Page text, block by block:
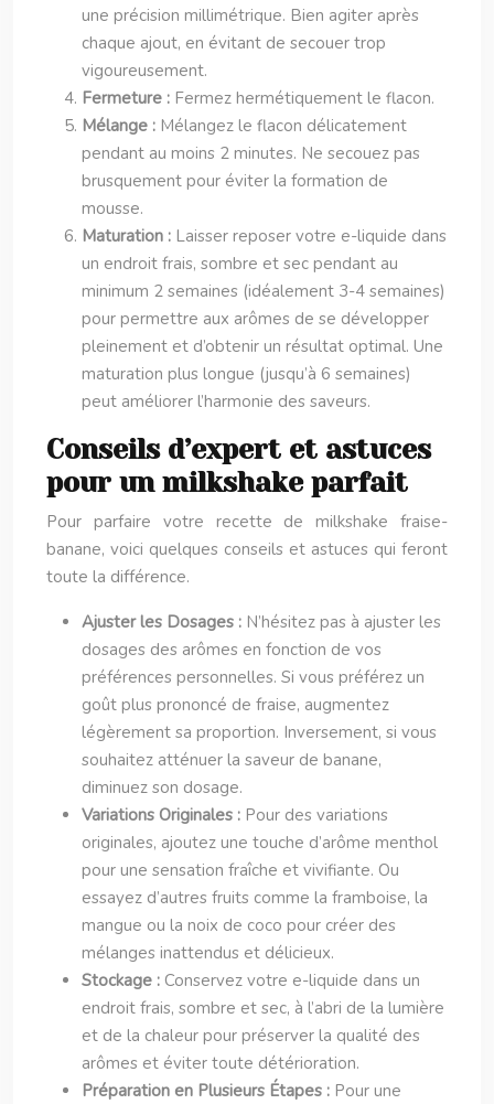
une précision millimétrique. Bien agiter après
chaque ajout, en évitant de secouer trop
vigoureusement.
Fermeture : Fermez hermétiquement le flacon.
Mélange : Mélangez le flacon délicatement
pendant au moins 2 minutes. Ne secouez pas
brusquement pour éviter la formation de
mousse.
Maturation : Laisser reposer votre e-liquide dans
un endroit frais, sombre et sec pendant au
minimum 2 semaines (idéalement 3-4 semaines)
pour permettre aux arômes de se développer
pleinement et d’obtenir un résultat optimal. Une
maturation plus longue (jusqu’à 6 semaines)
peut améliorer l’harmonie des saveurs.
Conseils d’expert et astuces
pour un milkshake parfait
Pour parfaire votre recette de milkshake fraise-
banane, voici quelques conseils et astuces qui feront
toute la différence.
Ajuster les Dosages : N’hésitez pas à ajuster les
dosages des arômes en fonction de vos
préférences personnelles. Si vous préférez un
goût plus prononcé de fraise, augmentez
légèrement sa proportion. Inversement, si vous
souhaitez atténuer la saveur de banane,
diminuez son dosage.
Variations Originales : Pour des variations
originales, ajoutez une touche d’arôme menthol
pour une sensation fraîche et vivifiante. Ou
essayez d’autres fruits comme la framboise, la
mangue ou la noix de coco pour créer des
mélanges inattendus et délicieux.
Stockage : Conservez votre e-liquide dans un
endroit frais, sombre et sec, à l’abri de la lumière
et de la chaleur pour préserver la qualité des
arômes et éviter toute détérioration.
Préparation en Plusieurs Étapes : Pour une